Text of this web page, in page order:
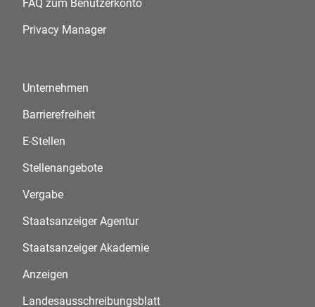
FAQ zum Benutzerkonto
Privacy Manager
Unternehmen
Barrierefreiheit
E-Stellen
Stellenangebote
Vergabe
Staatsanzeiger Agentur
Staatsanzeiger Akademie
Anzeigen
Landesausschreibungsblatt